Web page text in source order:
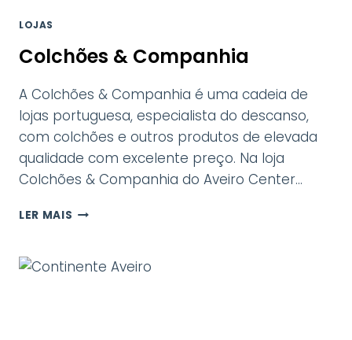
LOJAS
Colchões & Companhia
A Colchões & Companhia é uma cadeia de
lojas portuguesa, especialista do descanso,
com colchões e outros produtos de elevada
qualidade com excelente preço. Na loja
Colchões & Companhia do Aveiro Center…
LER MAIS COLCHÕES